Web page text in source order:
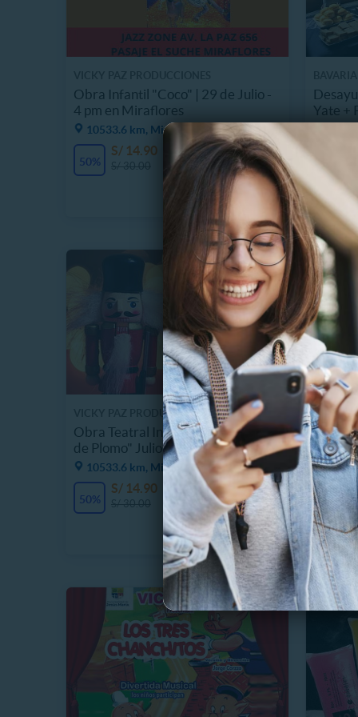
Obra Infantil "Coco" | 29 de Julio -
4 pm en Miraflores
10533.6 km, Miraflores
50%
4 Vendidos
S/ 14.90
Yate +
34%
VICKY PAZ PRODUCCIONES
Obra Teatral Infantil "El Soldadito
de Plomo" Julio - 4 p.m.
10533.6 km, Miraflores
50%
58 Vendidos
S/ 14.90
CIRCO
Dom -
58%